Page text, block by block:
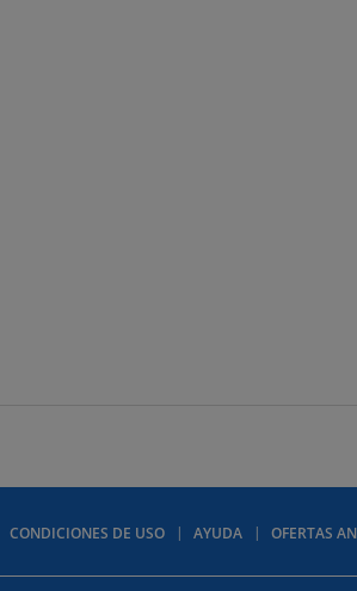
CONDICIONES DE USO AYUDA OFERTAS